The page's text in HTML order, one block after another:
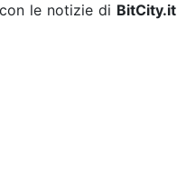
le notizie di BitCity.it